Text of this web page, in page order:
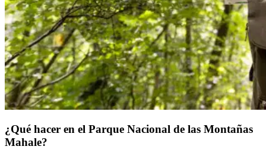
¿Qué hacer en el Parque Nacional de las Montañas
Mahale?